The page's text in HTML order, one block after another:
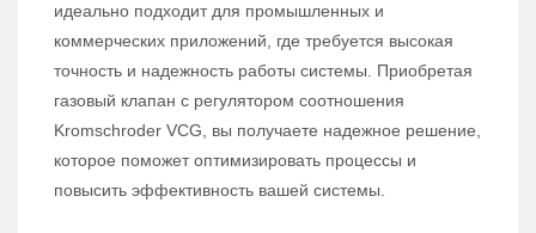
идеально подходит для промышленных и
коммерческих приложений, где требуется высокая
точность и надежность работы системы. Приобретая
газовый клапан с регулятором соотношения
Kromschroder VCG, вы получаете надежное решение,
которое поможет оптимизировать процессы и
повысить эффективность вашей системы.